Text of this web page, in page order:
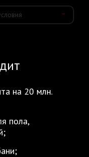
на 20 млн.
пола,